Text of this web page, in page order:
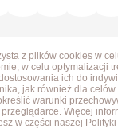
z plików cookies w
w celu optymalizacji
ich do
jak również dla
warunki
Więcej
w części naszej